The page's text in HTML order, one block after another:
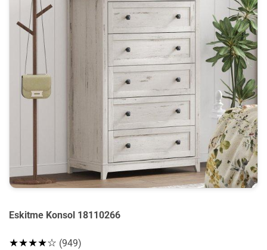
Eskitme Konsol 18110266
★★★★☆ (949)